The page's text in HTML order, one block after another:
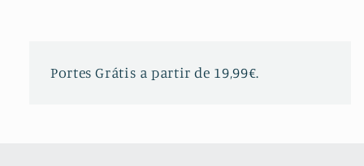
Portes Grátis a partir de 19,99€.